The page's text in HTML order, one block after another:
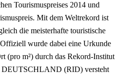
Tourismuspreises 2014 und
Mit dem Weltrekord ist
die meisterhafte touristische
wurde dabei eine Urkunde
(pro m²) durch das Rekord-Institut
(RID) versteht